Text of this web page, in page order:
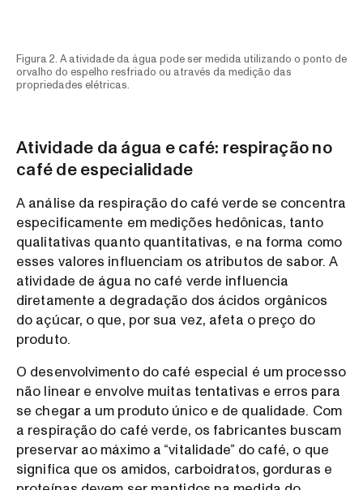
Figura 2. A atividade da água pode ser medida utilizando o ponto de
orvalho do espelho resfriado ou através da medição das
propriedades elétricas.
Atividade da água e café: respiração no
café de especialidade
A análise da respiração do café verde se concentra
especificamente em medições hedônicas, tanto
qualitativas quanto quantitativas, e na forma como
esses valores influenciam os atributos de sabor. A
atividade de água no café verde influencia
diretamente a degradação dos ácidos orgânicos
do açúcar, o que, por sua vez, afeta o preço do
produto.
O desenvolvimento do café especial é um processo
não linear e envolve muitas tentativas e erros para
se chegar a um produto único e de qualidade. Com
a respiração do café verde, os fabricantes buscam
preservar ao máximo a “vitalidade” do café, o que
significa que os amidos, carboidratos, gorduras e